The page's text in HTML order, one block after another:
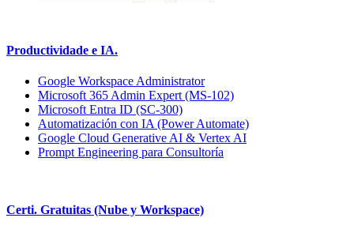
Productividade e IA.
Google Workspace Administrator
Microsoft 365 Admin Expert (MS-102)
Microsoft Entra ID (SC-300)
Automatización con IA (Power Automate)
Google Cloud Generative AI & Vertex AI
Prompt Engineering para Consultoría
Certi. Gratuitas (Nube y Workspace)